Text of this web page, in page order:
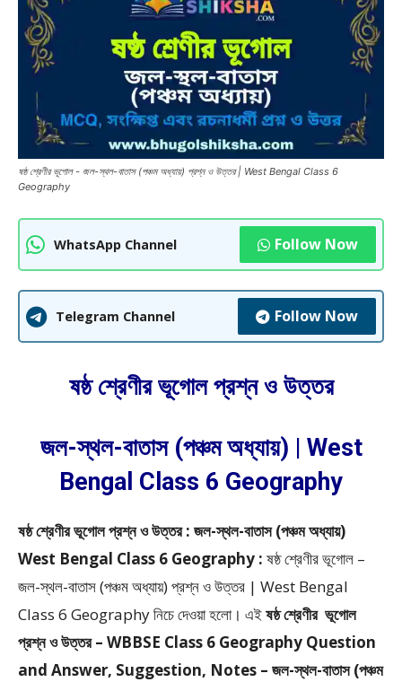
ষষ্ঠ শ্রেণীর ভূগোল - জল-স্থল-বাতাস (পঞ্চম অধ্যায়) প্রশ্ন ও উত্তর | West Bengal Class 6
Geography
WhatsApp Channel Follow Now
Telegram Channel Follow Now
ষষ্ঠ শ্রেণীর ভূগোল প্রশ্ন ও উত্তর
জল-স্থল-বাতাস (পঞ্চম অধ্যায়) | West
Bengal Class 6 Geography
ষষ্ঠ শ্রেণীর ভূগোল প্রশ্ন ও উত্তর : জল-স্থল-বাতাস (পঞ্চম অধ্যায়)
West Bengal Class 6 Geography : ষষ্ঠ শ্রেণীর ভূগোল –
জল-স্থল-বাতাস (পঞ্চম অধ্যায়) প্রশ্ন ও উত্তর | West Bengal
Class 6 Geographyনিচে দেওয়া হলো। এইষষ্ঠ শ্রেণীর ভূগোল
প্রশ্ন ও উত্তর – WBBSE Class 6 Geography Question
and Answer, Suggestion, Notes – জল-স্থল-বাতাস (পঞ্চম